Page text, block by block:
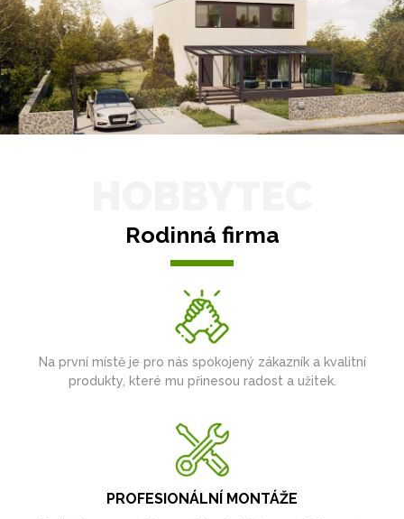
Rodinná firma
Na první místě je pro nás spokojený zákazník a kvalitní
produkty, které mu přinesou radost a užitek.
PROFESIONÁLNÍ MONTÁŽE